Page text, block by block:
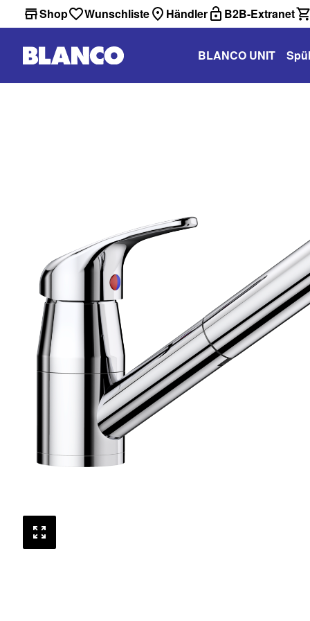
Shop Wunschliste Händler B2B-Extranet
BLANCO UNIT